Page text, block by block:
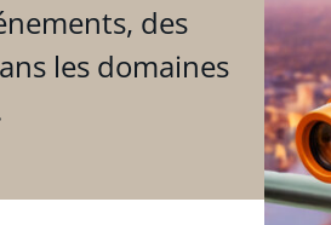
des
les domaines